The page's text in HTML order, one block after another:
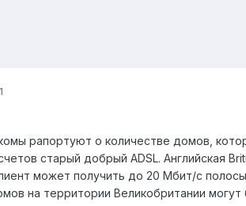
рапортуют о количестве домов,
старый добрый ADSL. Английская
может получить до 20 Мбит/с
на территории Великобритании